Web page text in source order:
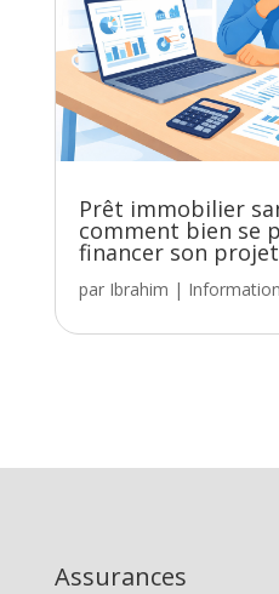
Prêt immobilier
comment bien se
financer son projet
par Ibrahim | Information
Assurances